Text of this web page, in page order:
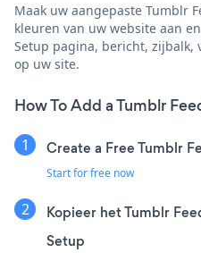
Maak uw aangepaste Tumblr
kleuren van uw website aan
Setup pagina, bericht, zijbalk,
op uw site.
How To Add a Tumblr
Create a Free Tumblr
Start for free now
Kopieer het Tumblr
Setup